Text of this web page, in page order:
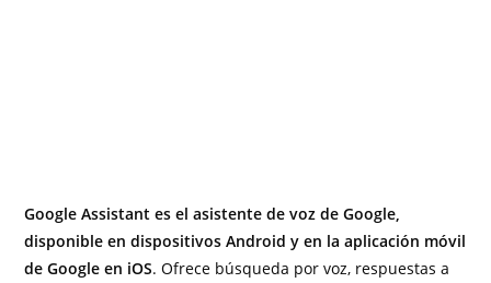
Google Assistant es el asistente de voz de Google,
disponible en dispositivos Android y en la aplicación móvil
de Google en iOS. Ofrece búsqueda por voz, respuestas a